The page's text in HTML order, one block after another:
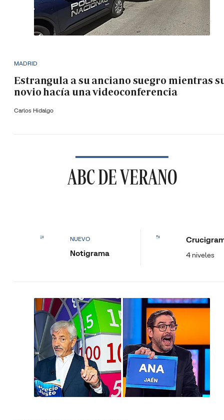
MADRID
Estrangula a su anciano suegro mientras
novio hacía una videoconferencia
Carlos Hidalgo
ABC DE VERANO
NUEVO
Notigrama 4 niveles